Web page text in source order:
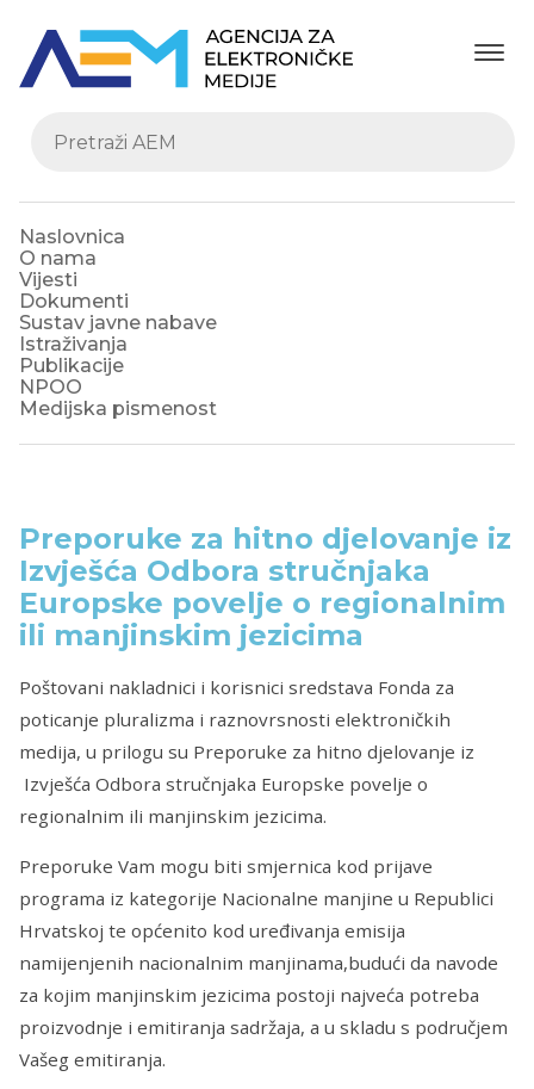
Naslovnica
O nama
Vijesti
Dokumenti
Sustav javne nabave
Istraživanja
Publikacije
NPOO
Medijska pismenost
Preporuke za hitno djelovanje iz
Izvješća Odbora stručnjaka
Europske povelje o regionalnim
ili manjinskim jezicima
Poštovani nakladnici i korisnici sredstava Fonda za
poticanje pluralizma i raznovrsnosti elektroničkih
medija, u prilogu su Preporuke za hitno djelovanje iz
Izvješća Odbora stručnjaka Europske povelje o
regionalnim ili manjinskim jezicima.
Preporuke Vam mogu biti smjernica kod prijave
programa iz kategorije Nacionalne manjine u Republici
Hrvatskoj te općenito kod uređivanja emisija
namijenjenih nacionalnim manjinama,budući da navode
za kojim manjinskim jezicima postoji najveća potreba
proizvodnje i emitiranja sadržaja, a u skladu s područjem
Vašeg emitiranja.